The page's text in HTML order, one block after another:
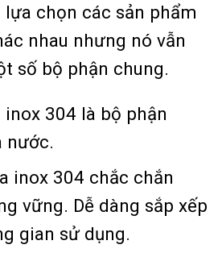
chọn các sản phẩm
nhau nhưng nó vẫn
số bộ phận chung.
304 là bộ phận
nước.
inox 304 chắc chắn
vững. Dễ dàng sắp xếp
gian sử dụng.